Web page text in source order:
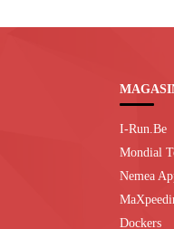
I-Run.Be
Mondial
Nemea
Dockers